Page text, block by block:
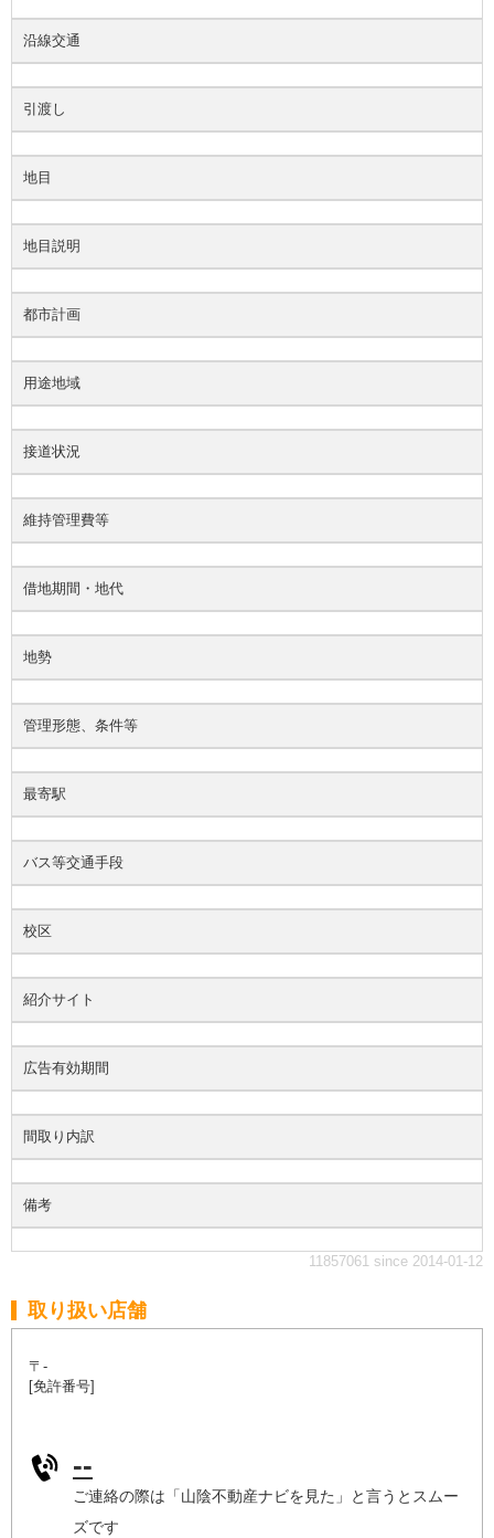
沿線交通
引渡し
地目
地目説明
都市計画
用途地域
接道状況
維持管理費等
借地期間・地代
地勢
管理形態、条件等
最寄駅
バス等交通手段
校区
紹介サイト
広告有効期間
間取り内訳
備考
11857061 since 2014-01-12
取り扱い店舗
〒-
[免許番号]
--
ご連絡の際は「山陰不動産ナビを見た」と言うとスムー
ズです